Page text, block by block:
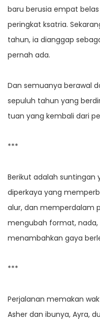
baru berusia empat
peringkat ksatria.
tahun, ia dianggap
pernah ada.
Dan semuanya berawal
sepuluh tahun yang
tuan yang kembali dari
***
Berikut adalah suntingan
diperkaya yang
alur, dan memperdalam
mengubah format,
menambahkan gaya
***
Perjalanan memakan
Asher dan ibunya, Ayra,